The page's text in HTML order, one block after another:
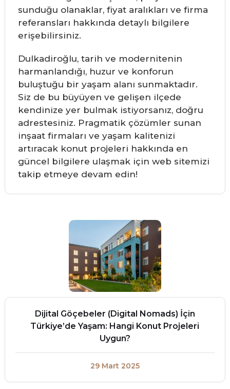
sunduğu olanaklar, fiyat aralıkları ve firma
referansları hakkında detaylı bilgilere
erişebilirsiniz.
Dulkadiroğlu, tarih ve modernitenin
harmanlandığı, huzur ve konforun
buluştuğu bir yaşam alanı sunmaktadır.
Siz de bu büyüyen ve gelişen ilçede
kendinize yer bulmak istiyorsanız, doğru
adrestesiniz. Pragmatik çözümler sunan
inşaat firmaları ve yaşam kalitenizi
artıracak konut projeleri hakkında en
güncel bilgilere ulaşmak için web sitemizi
takip etmeye devam edin!
Dijital Göçebeler (Digital Nomads) İçin
Türkiye’de Yaşam: Hangi Konut Projeleri
Uygun?
29 Mart 2025